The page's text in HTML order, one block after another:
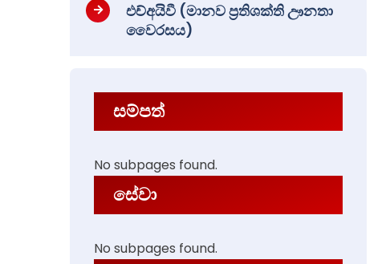
එච්අයිවී (මානව ප්‍රතිශක්ති ඌනතා
වෛරසය)
සම්පත්
No subpages found.
සේවා
No subpages found.